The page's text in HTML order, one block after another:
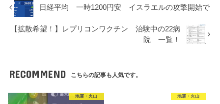
日経平均 一時1200円安 イスラエルの攻撃開始で
【拡散希望！】レプリコンワクチン 治験中の22病
院 一覧！
RECOMMEND こちらの記事も人気です。
地震・火山 地震・火山